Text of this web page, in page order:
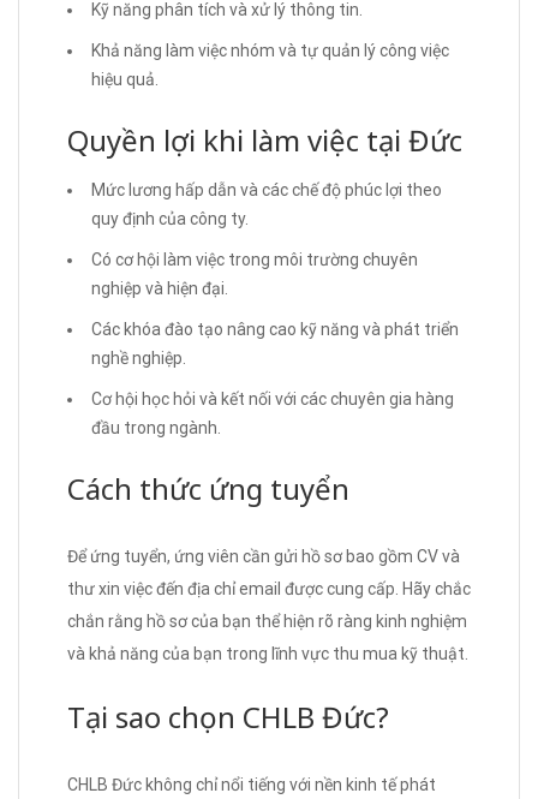
Kỹ năng phân tích và xử lý thông tin.
Khả năng làm việc nhóm và tự quản lý công việc
hiệu quả.
Quyền lợi khi làm việc tại Đức
Mức lương hấp dẫn và các chế độ phúc lợi theo
quy định của công ty.
Có cơ hội làm việc trong môi trường chuyên
nghiệp và hiện đại.
Các khóa đào tạo nâng cao kỹ năng và phát triển
nghề nghiệp.
Cơ hội học hỏi và kết nối với các chuyên gia hàng
đầu trong ngành.
Cách thức ứng tuyển
Để ứng tuyển, ứng viên cần gửi hồ sơ bao gồm CV và
thư xin việc đến địa chỉ email được cung cấp. Hãy chắc
chắn rằng hồ sơ của bạn thể hiện rõ ràng kinh nghiệm
và khả năng của bạn trong lĩnh vực thu mua kỹ thuật.
Tại sao chọn CHLB Đức?
CHLB Đức không chỉ nổi tiếng với nền kinh tế phát